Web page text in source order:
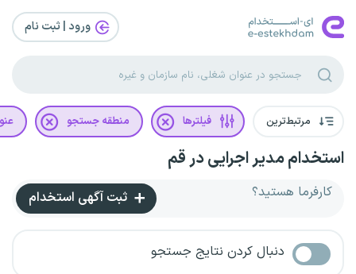
ورود | ثبت‌ نام
مرتبط‌ترین فیلترها منطقه جستجو
استخدام مدیر اجرایی در قم
کارفرما هستید؟ ثبت آگهی استخدام
دنبال کردن نتایج جستجو